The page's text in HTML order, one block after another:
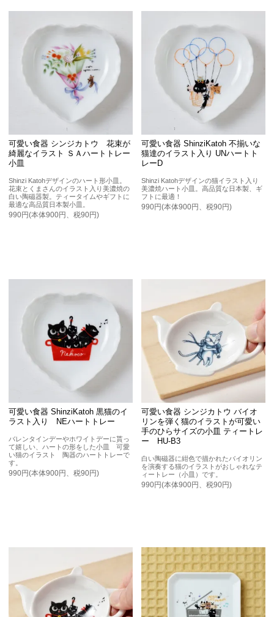
可愛い食器 シンジカトウ 花束が
綺麗なイラスト ＳＡハートトレー
小皿
Shinzi Katohデザインのハート形小皿。
花束とくまさんのイラスト入り美濃焼の
白い陶磁器製。ティータイムやギフトに
最適な高品質日本製小皿。
990円(本体900円、税90円)
可愛い食器 ShinziKatoh 不揃いな
猫達のイラスト入り UNハートト
レーD
Shinzi Katohデザインの猫イラスト入り
美濃焼ハート小皿。高品質な日本製、ギ
フトに最適！
990円(本体900円、税90円)
可愛い食器 ShinziKatoh 黒猫のイ
ラスト入り NEハートトレー
バレンタインデーやホワイトデーに貰っ
て嬉しい、ハートの形をした小皿 可愛
い猫のイラスト 陶器のハートトレーで
す。
990円(本体900円、税90円)
可愛い食器 シンジカトウ バイオ
リンを弾く猫のイラストが可愛い
手のひらサイズの小皿 ティートレ
ー HU-B3
白い陶磁器に紺色で描かれたバイオリン
を演奏する猫のイラストがおしゃれなテ
ィートレー（小皿）です。
990円(本体900円、税90円)